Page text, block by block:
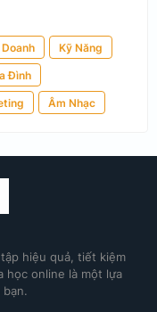
Kỹ Năng
Đình
Âm Nhạc
hiệu quả, tiết kiệm
học online là một lựa